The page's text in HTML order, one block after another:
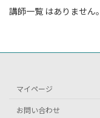
講師一覧 はありません。
マイページ
お問い合わせ